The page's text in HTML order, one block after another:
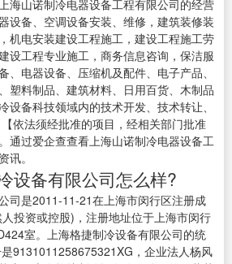
海山诺制冷电器设备工程有限公司的经营
设备、空调设备安装、维修，建筑装修装
机电安装建设工程施工，建设工程施工劳
设工程专业施工，商务信息咨询，保洁服
、电器设备、压缩机及配件、电子产品、
塑料制品、建筑材料、日用百货、木制品
设备科技领域内的技术开发、技术转让、
依法须经批准的项目，经相关部门批准
通过爱企查查看上海山诺制冷电器设备工
讯。
设备有限公司怎么样?
司是2011-11-21在上海市闵行区注册成
投资或控股)，注册地址位于上海市闵行
室。上海格捷制冷设备有限公司的统
9131011258675321XG，企业法人杨风